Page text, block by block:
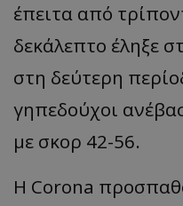
έπειτα από
δεκάλεπτο έληξε
στη δεύτερη
γηπεδούχοι
με σκορ 42-56.
Η Corona